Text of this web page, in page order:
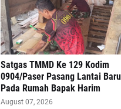
Satgas TMMD Ke 129 Kodim
0904/Paser Pasang Lantai Baru
Pada Rumah Bapak Harim
August 07, 2026